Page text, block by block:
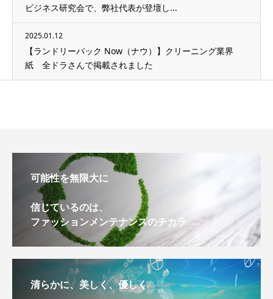
ビジネス研究会で、弊社代表が登壇し...
2025.01.12
【ランドリーパック Now（ナウ）】クリーニング業界
紙 全ドラさんで掲載されました
可能性を無限大に
信じているのは、
ファッションメンテナンスのチカラ
清らかに、美しく、優しく